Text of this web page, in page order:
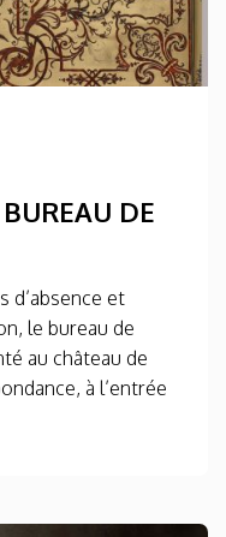
DE
d’absence et
le bureau de
au château de
à l’entrée